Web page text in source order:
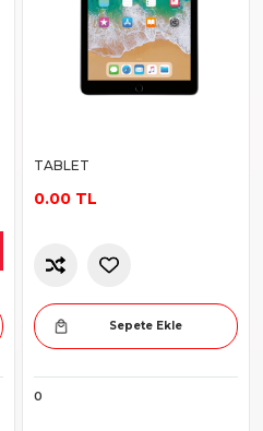
TABLET
0.00 TL
Sepete Ekle
0